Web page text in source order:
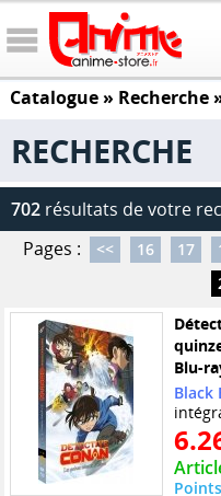
Catalogue» Recherche
RECHERCHE
702 résultats de votre
Pages :
<< 16 17
Blu-
Black